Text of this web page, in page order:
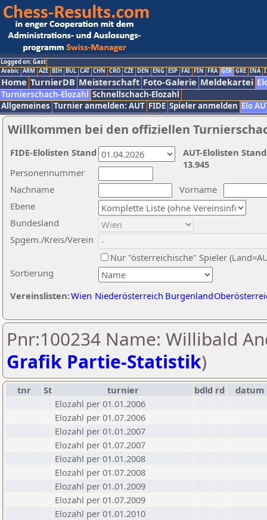
Logged on: Gast
Arabic ARM AZE BIH BUL CAT CHN CRO CZE DEN ENG ESP FAI FIN FRA GER GRE INA
Home TurnierDB Meisterschaft Foto-Galerie Meldekartei
Turnierschach-Elozahl Schnellschach-Elozahl
Allgemeines Turnier anmelden: AUT FIDE Spieler anmelden Elo
Willkommen bei den offiziellen
Nachname
Vorname
Ebene
Sortierung
Personennummer
Bundesland
Spgem./Kreis/Verein
Nur "österreichische" Spieler
Vereinslisten:Wien Niederösterreich Burgenland
AUT-Elolisten
13.945
FIDE-Elolisten Stand
Pnr:100234 Name: Willibald
Grafik Partie-Statistik)
tnr St turnier bdld rd
datum
Elozahl per 01.01.2006
Elozahl per 01.07.2006
Elozahl per 01.01.2007
Elozahl per 01.07.2007
Elozahl per 01.01.2008
Elozahl per 01.07.2008
Elozahl per 01.01.2009
Elozahl per 01.07.2009
Elozahl per 01.01.2010